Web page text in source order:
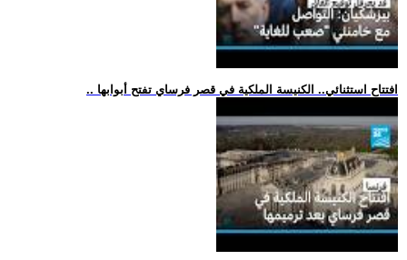
.. افتتاح استثنائي.. الكنيسة الملكية في قصر فرساي تفتح أبوابها